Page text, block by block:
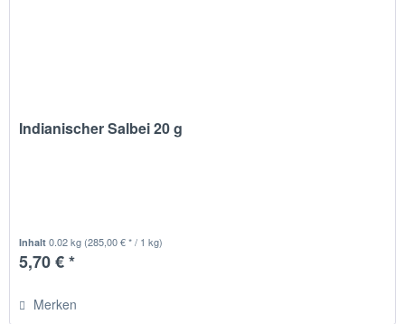
Indianischer Salbei 20 g
Inhalt0.02 kg (285,00 € * / 1 kg)
5,70 € *
Merken